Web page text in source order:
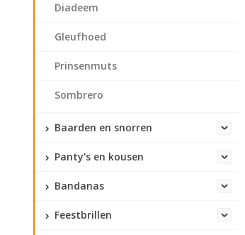
Diadeem
Gleufhoed
Prinsenmuts
Sombrero
Baarden en snorren
Panty's en kousen
Bandanas
Feestbrillen